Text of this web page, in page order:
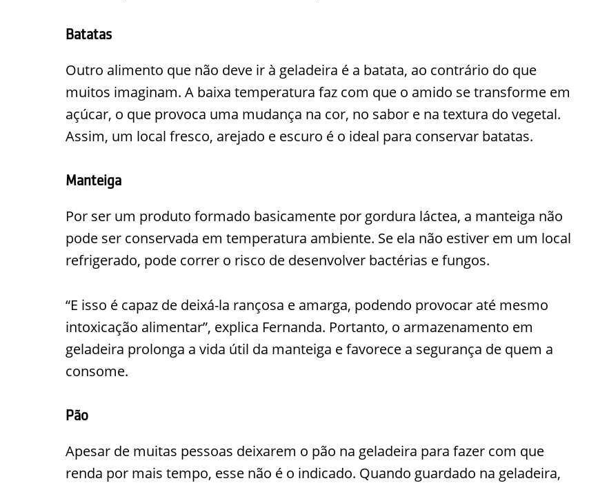
Batatas
Outro alimento que não deve ir à geladeira é a batata, ao contrário do que
muitos imaginam. A baixa temperatura faz com que o amido se transforme em
açúcar, o que provoca uma mudança na cor, no sabor e na textura do vegetal.
Assim, um local fresco, arejado e escuro é o ideal para conservar batatas.
Manteiga
Por ser um produto formado basicamente por gordura láctea, a manteiga não
pode ser conservada em temperatura ambiente. Se ela não estiver em um local
refrigerado, pode correr o risco de desenvolver bactérias e fungos.
“E isso é capaz de deixá-la rançosa e amarga, podendo provocar até mesmo
intoxicação alimentar”, explica Fernanda. Portanto, o armazenamento em
geladeira prolonga a vida útil da manteiga e favorece a segurança de quem a
consome.
Pão
Apesar de muitas pessoas deixarem o pão na geladeira para fazer com que
renda por mais tempo, esse não é o indicado. Quando guardado na geladeira,